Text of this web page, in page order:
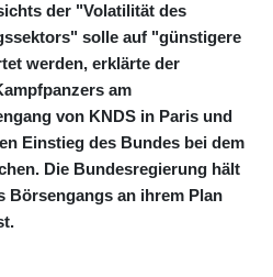
der "Volatilität des
solle auf "günstigere
werden, erklärte der
am
von KNDS in Paris und
Einstieg des Bundes bei dem
Die Bundesregierung hält
Börsengangs an ihrem Plan